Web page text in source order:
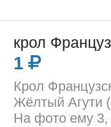
крол
1
Крол
Жёлтый Агути
На фото ему